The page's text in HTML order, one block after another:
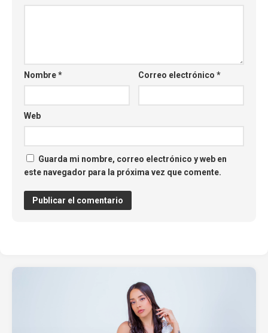
Nombre* Correo electrónico*
Web
Guarda mi nombre, correo electrónico y web en
este navegador para la próxima vez que comente.